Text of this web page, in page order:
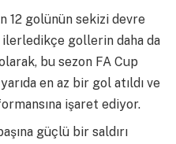
12 golünün sekizi devre
ilerledikçe gollerin daha da
bu sezon FA Cup
en az bir gol atıldı ve
işaret ediyor.
güçlü bir saldırı